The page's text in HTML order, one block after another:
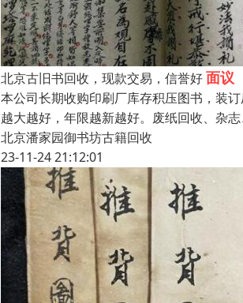
北京古旧书回收，现款交易，信誉好面议
本公司长期收购印刷厂库存积压图书，装
越大越好，年限越新越好。废纸回收、杂
北京潘家园御书坊古籍回收
23-11-24 21:12:01